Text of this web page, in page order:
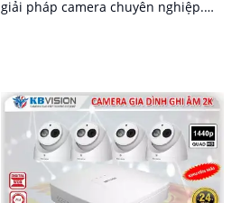
giải pháp camera chuyên nghiệp.